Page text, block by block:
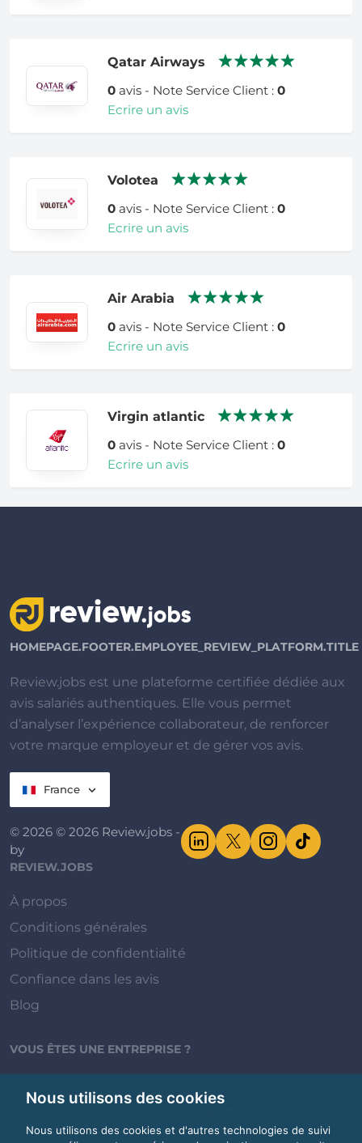
Nous utilisons des cookies
Nous utilisons des cookies et d'autres technologies de suivi
Qatar Airways
0avis - Note Service Client : 0
Ecrire un avis
Volotea
0avis - Note Service Client : 0
Ecrire un avis
Air Arabia
0avis - Note Service Client : 0
Ecrire un avis
Virgin atlantic
0avis - Note Service Client : 0
Ecrire un avis
HOMEPAGE.FOOTER.EMPLOYEE_REVIEW_PLATFORM.TITLE
Review.jobs est une plateforme certifiée dédiée aux
avis salariés authentiques. Elle vous permet
d’analyser l’expérience collaborateur, de renforcer
votre marque employeur et de gérer vos avis.
France
© 2026 © 2026 Review.jobs -
by
REVIEW.JOBS
À propos
Conditions générales
Politique de confidentialité
Confiance dans les avis
Blog
VOUS ÊTES UNE ENTREPRISE ?